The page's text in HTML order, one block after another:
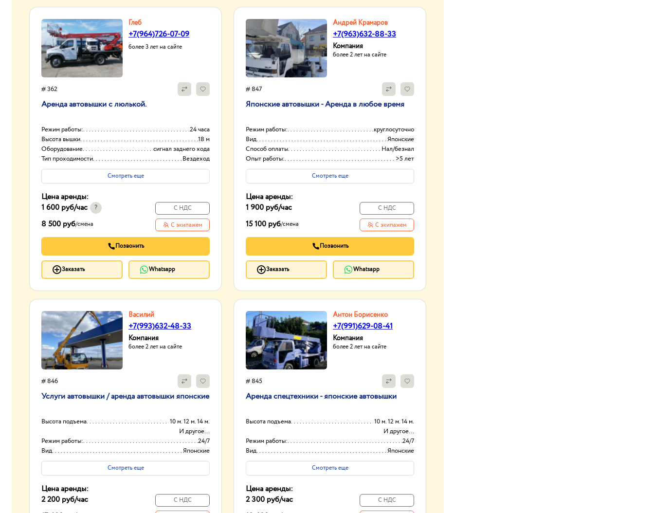
Глеб
+7(964)726-07-09
более 3 лет на сайте
# 362
Аренда автовышки с люлькой.
Режим работы:
24 часа
Высота вышки
18 м
Оборудование
сигнал заднего хода
Тип проходимости
Вездеход
Смотреть еще
Цена аренды:
1 600 руб/час ?
8 500 руб/смена
С НДС
С экипажем
Позвонить
Заказать Whatsapp
Андрей Крамаров
+7(963)632-88-33
Компания
более 2 лет на сайте
# 847
Японские автовышки - Аренда в любое время
Режим работы:
круглосуточно
Вид
Японские
Способ оплаты
Нал/безнал
Опыт работы:
>5 лет
Смотреть еще
Цена аренды:
1 900 руб/час
15 100 руб/смена
С НДС
С экипажем
Позвонить
Заказать Whatsapp
Василий
+7(993)632-48-33
Компания
более 2 лет на сайте
# 846
Услуги автовышки / аренда автовышки японские
Высота подъема
10 м. 12 м. 14 м.
И другое...
Режим работы:
24/7
Вид
Японские
Оборудование
Автовышки
Смотреть еще
Цена аренды:
2 200 руб/час
С НДС
Антон Борисенко
+7(991)629-08-41
Компания
более 2 лет на сайте
# 845
Аренда спецтехники - японские автовышки
Высота подъема
10 м. 12 м. 14 м.
И другое...
Режим работы:
24/7
Вид
Японские
Способ оплаты
Нал/безнал
Смотреть еще
Цена аренды:
2 300 руб/час
С НДС